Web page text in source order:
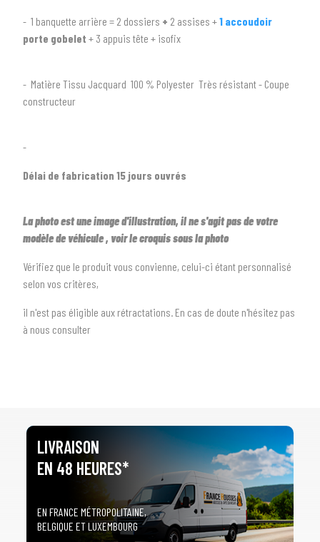
Tous les types
2SÉLECTIONNEZ LA MARQUE DE VOTRE VÉHICULE
- 1 banquette arrière = 2 dossiers + 2 assises +1 accoudoir
porte gobelet + 3 appuis tête + isofix
- Matière Tissu Jacquard 100 % Polyester Très résistant - Coupe
constructeur
-
Délai de fabrication 15 jours ouvrés
La photo est une image d'illustration, il ne s'agit pas de votre
modèle de véhicule , voir le croquis sous la photo
Vérifiez que le produit vous convienne, celui-ci étant personnalisé
selon vos critères,
il n'est pas éligible aux rétractations. En cas de doute n'hésitez pas
à nous consulter
LIVRAISON
EN 48 HEURES*
EN FRANCE MÉTROPOLITAINE,
BELGIQUE ET LUXEMBOURG